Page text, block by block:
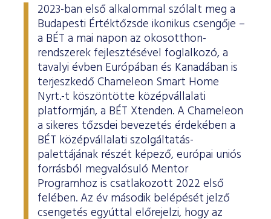
2023-ban első alkalommal szólalt meg a
Budapesti Értéktőzsde ikonikus csengője –
a BÉT a mai napon az okosotthon-
rendszerek fejlesztésével foglalkozó, a
tavalyi évben Európában és Kanadában is
terjeszkedő Chameleon Smart Home
Nyrt.-t köszöntötte középvállalati
platformján, a BÉT Xtenden. A Chameleon
a sikeres tőzsdei bevezetés érdekében a
BÉT középvállalati szolgáltatás-
palettájának részét képező, európai uniós
forrásból megvalósuló Mentor
Programhoz is csatlakozott 2022 első
felében. Az év második belépését jelző
csengetés egyúttal előrejelzi, hogy az